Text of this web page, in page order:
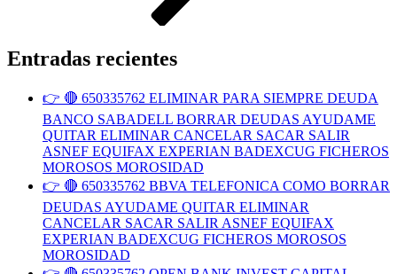
Entradas recientes
👉 🔴 650335762 ELIMINAR PARA SIEMPRE DEUDA
BANCO SABADELL BORRAR DEUDAS AYUDAME
QUITAR ELIMINAR CANCELAR SACAR SALIR
ASNEF EQUIFAX EXPERIAN BADEXCUG FICHEROS
MOROSOS MOROSIDAD
👉 🔴 650335762 BBVA TELEFONICA COMO BORRAR
DEUDAS AYUDAME QUITAR ELIMINAR
CANCELAR SACAR SALIR ASNEF EQUIFAX
EXPERIAN BADEXCUG FICHEROS MOROSOS
MOROSIDAD